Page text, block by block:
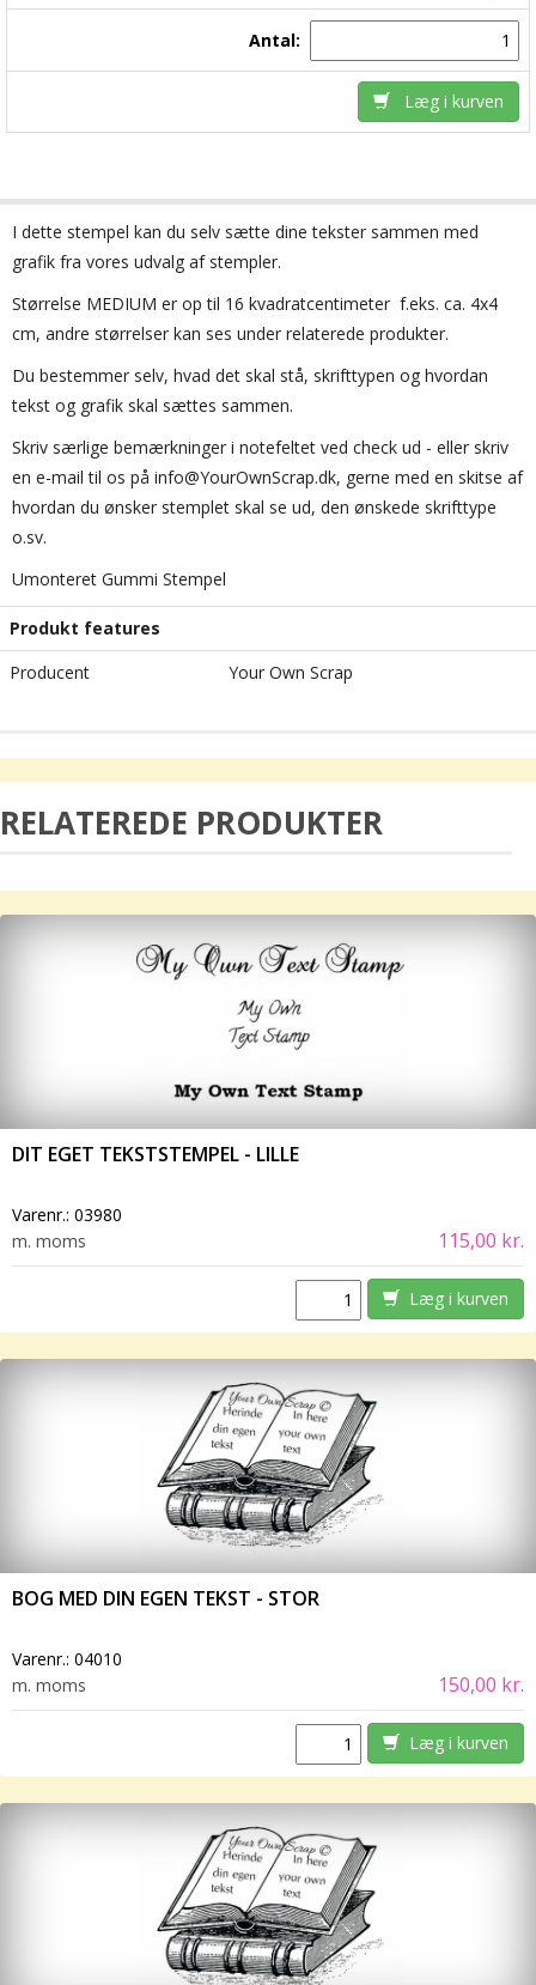
Antal:
Læg i kurven
I dette stempel kan du selv sætte dine tekster sammen med
grafik fra vores udvalg af stempler.
Størrelse MEDIUM er op til 16 kvadratcentimeter  f.eks. ca. 4x4
cm, andre størrelser kan ses under relaterede produkter.
Du bestemmer selv, hvad det skal stå, skrifttypen og hvordan
tekst og grafik skal sættes sammen.
Skriv særlige bemærkninger i notefeltet ved check ud - eller skriv
en e-mail til os på info@YourOwnScrap.dk, gerne med en skitse af
hvordan du ønsker stemplet skal se ud, den ønskede skrifttype
o.sv.
Umonteret Gummi Stempel
Produkt features
Producent
Your Own Scrap
RELATEREDE PRODUKTER
DIT EGET TEKSTSTEMPEL - LILLE
Varenr.: 03980
m. moms
115,00 kr.
Læg i kurven
BOG MED DIN EGEN TEKST - STOR
Varenr.: 04010
m. moms
150,00 kr.
Læg i kurven